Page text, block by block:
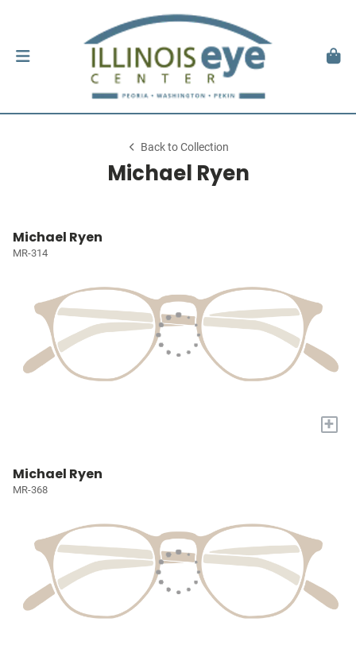
Back to Collection
Michael Ryen
Michael Ryen
MR-314
+
Michael Ryen
MR-368